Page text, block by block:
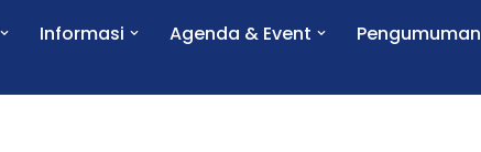
Informasi Agenda & Event Pengumuman